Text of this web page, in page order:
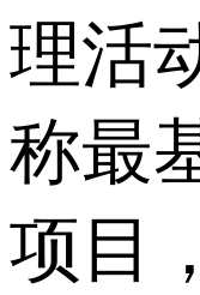
理活
称最
项目